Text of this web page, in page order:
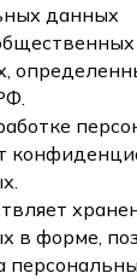
данных
в форме,